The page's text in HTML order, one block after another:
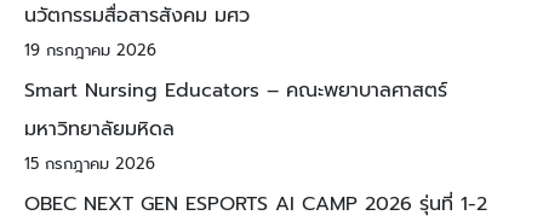
นวัตกรรมสื่อสารสังคม มศว
19 กรกฎาคม 2026
Smart Nursing Educators – คณะพยาบาลศาสตร์
มหาวิทยาลัยมหิดล
15 กรกฎาคม 2026
OBEC NEXT GEN ESPORTS AI CAMP 2026 รุ่นที่ 1-2